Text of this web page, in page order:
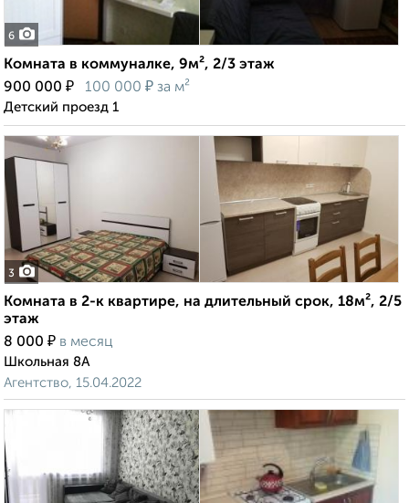
6
Комната в коммуналке, 9м², 2/3 этаж
900 000 ₽ 100 000 ₽ за м²
Детский проезд 1
3
Комната в 2-к квартире, на длительный срок, 18м², 2/5
этаж
8 000 ₽ в месяц
Школьная 8А
Агентство, 15.04.2022